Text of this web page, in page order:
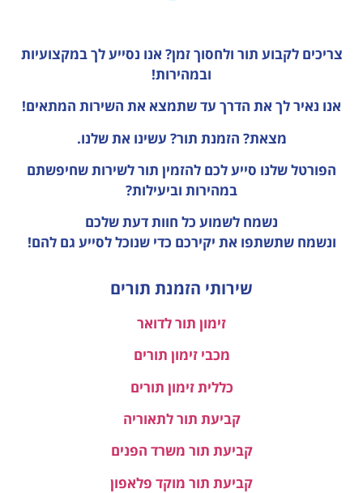
צריכים לקבוע תור ולחסוך זמן? אנו נסייע לך במקצועיות
ובמהירות!
אנו נאיר לך את הדרך עד שתמצא את השירות המתאים!
מצאת? הזמנת תור? עשינו את שלנו.
הפורטל שלנו סייע לכם להזמין תור לשירות שחיפשתם
במהירות וביעילות?
נשמח לשמוע כל חוות דעתשלכם
ונשמח שתשתפו את יקירכם כדי שנוכל לסייע גם להם!
שירותי הזמנת תורים
זימון תור לדואר
מכבי זימון תורים
כללית זימון תורים
קביעת תור לתאוריה
קביעת תור משרד הפנים
קביעת תור מוקד פלאפון